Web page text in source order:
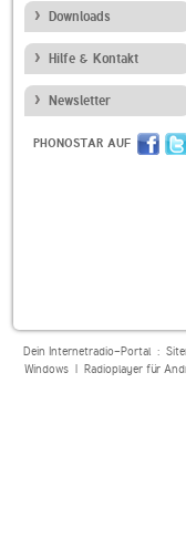
Downloads
Hilfe & Kontakt
Newsletter
PHONOSTAR AUF
Dein Internetradio-Portal :
Windows| Radioplayer für